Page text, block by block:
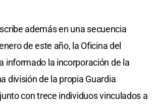
además en una secuencia
de este año, la Oficina del
informado la incorporación de la
división de la propia Guardia
con trece individuos vinculados a